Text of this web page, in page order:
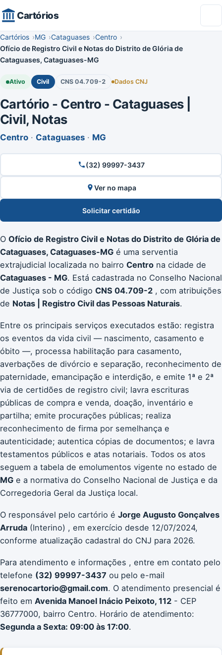
Cartórios
Cartórios MG Cataguases
Centro
Ofício de Registro Civil e Notas do Distrito de Glória de
Cataguases, Cataguases-MG
Ativo Civil CNS 04.709-2 Dados CNJ
Cartório - Centro - Cataguases |
Civil, Notas
Centro · Cataguases · MG
(32) 99997-3437
Ver no mapa
Solicitar certidão
O Ofício de Registro Civil e Notas do Distrito de Glória de
Cataguases, Cataguases-MG é uma serventia
extrajudicial localizada no bairro Centro na cidade de
Cataguases - MG. Está cadastrada no Conselho Nacional
de Justiça sob o código CNS 04.709-2 , com atribuições
de Notas | Registro Civil das Pessoas Naturais.
Entre os principais serviços executados estão: registra
os eventos da vida civil — nascimento, casamento e
óbito —, processa habilitação para casamento,
averbações de divórcio e separação, reconhecimento de
paternidade, emancipação e interdição, e emite 1ª e 2ª
via de certidões de registro civil; lavra escrituras
públicas de compra e venda, doação, inventário e
partilha; emite procurações públicas; realiza
reconhecimento de firma por semelhança e
autenticidade; autentica cópias de documentos; e lavra
testamentos públicos e atas notariais. Todos os atos
seguem a tabela de emolumentos vigente no estado de
MG e a normativa do Conselho Nacional de Justiça e da
Corregedoria Geral da Justiça local.
O responsável pelo cartório é Jorge Augusto Gonçalves
Arruda (Interino) , em exercício desde 12/07/2024,
conforme atualização cadastral do CNJ para 2026.
Para atendimento e informações , entre em contato pelo
telefone (32) 99997-3437 ou pelo e-mail
serenocartorio@gmail.com. O atendimento presencial é
feito em Avenida Manoel Inácio Peixoto, 112 - CEP
36777000, bairro Centro. Horário de atendimento:
Segunda a Sexta: 09:00 às 17:00.